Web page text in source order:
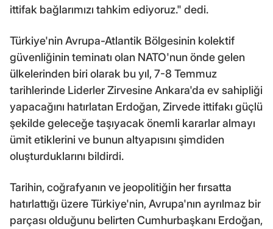
ittifak bağlarımızı tahkim ediyoruz." dedi.
Türkiye'nin Avrupa-Atlantik Bölgesinin kolektif
güvenliğinin teminatı olan NATO'nun önde gelen
ülkelerinden biri olarak bu yıl, 7-8 Temmuz
tarihlerinde Liderler Zirvesine Ankara'da ev sahipliği
yapacağını hatırlatan Erdoğan, Zirvede ittifakı güçlü
şekilde geleceğe taşıyacak önemli kararlar almayı
ümit etiklerini ve bunun altyapısını şimdiden
oluşturduklarını bildirdi.
Tarihin, coğrafyanın ve jeopolitiğin her fırsatta
hatırlattığı üzere Türkiye'nin, Avrupa'nın ayrılmaz bir
parçası olduğunu belirten Cumhurbaşkanı Erdoğan,